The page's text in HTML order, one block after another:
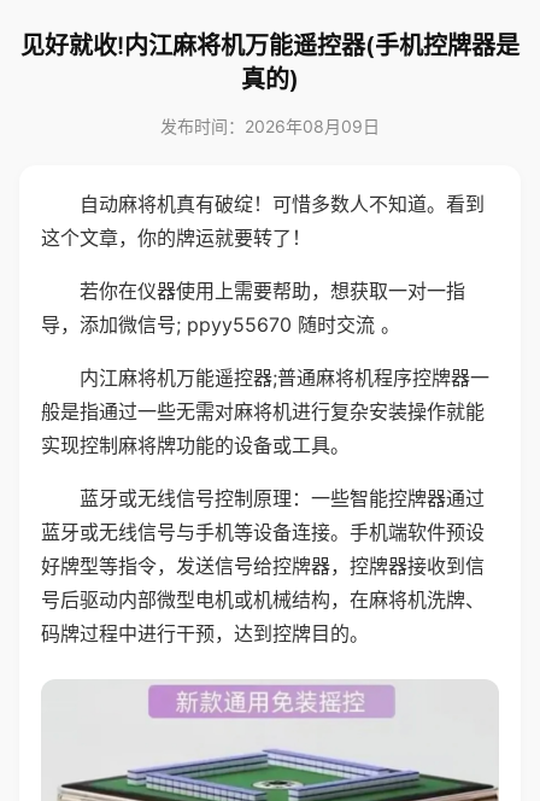
见好就收!内江麻将机万能遥控器(手机控牌器是
真的)
发布时间：2026年08月09日
自动麻将机真有破绽！可惜多数人不知道。看到
这个文章，你的牌运就要转了！
若你在仪器使用上需要帮助，想获取一对一指
导，添加微信号; ppyy55670 随时交流 。
内江麻将机万能遥控器;普通麻将机程序控牌器一
般是指通过一些无需对麻将机进行复杂安装操作就能
实现控制麻将牌功能的设备或工具。
蓝牙或无线信号控制原理：一些智能控牌器通过
蓝牙或无线信号与手机等设备连接。手机端软件预设
好牌型等指令，发送信号给控牌器，控牌器接收到信
号后驱动内部微型电机或机械结构，在麻将机洗牌、
码牌过程中进行干预，达到控牌目的。